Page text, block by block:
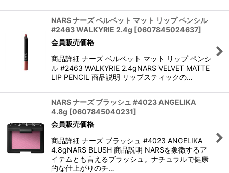
NARS ナーズ ベルベット マット リップ ペンシル
#2463 WALKYRIE 2.4g [0607845024637]
会員販売価格
商品詳細 ナーズ ベルベット マット リップ ペンシ
ル #2463 WALKYRIE 2.4gNARS VELVET MATTE
LIP PENCIL 商品説明 リップスティックの…
NARS ナーズ ブラッシュ #4023 ANGELIKA
4.8g [0607845040231]
会員販売価格
商品詳細 ナーズ ブラッシュ #4023 ANGELIKA
4.8gNARS BLUSH 商品説明 NARSを象徴するア
イテムとも言えるブラッシュ。ナチュラルで健康
的な仕上がりのチ…